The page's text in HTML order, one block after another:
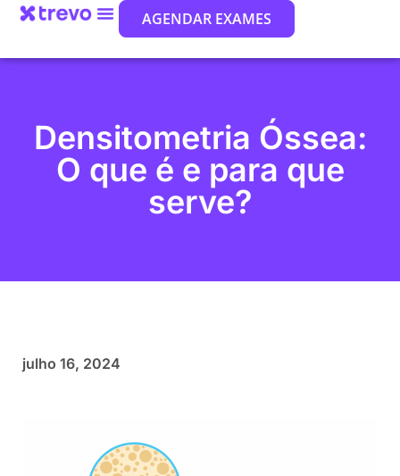
AGENDAR EXAMES
Densitometria Óssea:
O que é e para que
serve?
julho 16, 2024